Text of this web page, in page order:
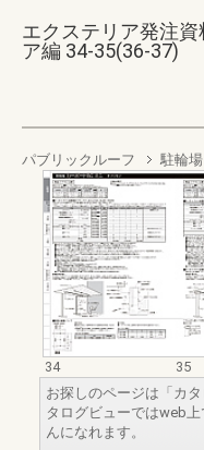
エクステリア発注
ア編 34-35(36-37)
パブリックルーフ 駐輪場
34
35
お探しのページは「カ
タログビューではweb
んになれます。